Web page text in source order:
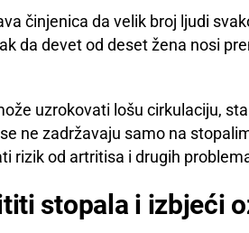
činjenica da velik broj ljudi
da devet od deset žena nosi
uzrokovati lošu cirkulaciju,
ne zadržavaju samo na
rizik od artritisa i drugih
stopala i izbjeći